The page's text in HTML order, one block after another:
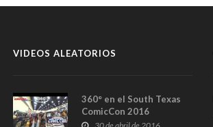
VIDEOS ALEATORIOS
360° en el South Texas
ComicCon 2016